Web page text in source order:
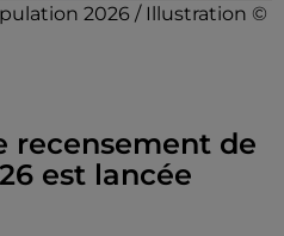
2026 / Illustration ©
recensement de
est lancée